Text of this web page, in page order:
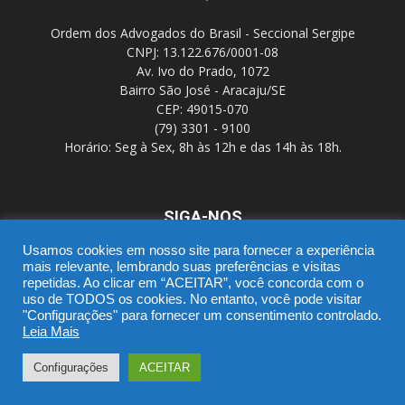
Ordem dos Advogados do Brasil - Seccional Sergipe
CNPJ: 13.122.676/0001-08
Av. Ivo do Prado, 1072
Bairro São José - Aracaju/SE
CEP: 49015-070
(79) 3301 - 9100
Horário: Seg à Sex, 8h às 12h e das 14h às 18h.
SIGA-NOS
SGD
Política de Privacidade
© Copyright 2016 - OAB/SE - DTIC
Usamos cookies em nosso site para fornecer a experiência
mais relevante, lembrando suas preferências e visitas
repetidas. Ao clicar em “ACEITAR”, você concorda com o
uso de TODOS os cookies. No entanto, você pode visitar
"Configurações" para fornecer um consentimento controlado.
Leia Mais
Configurações ACEITAR